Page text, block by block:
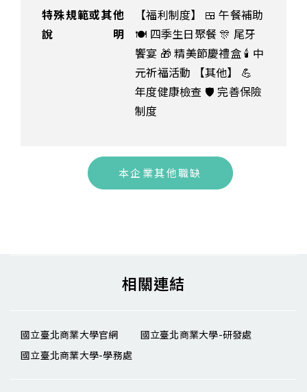
特殊規範或其他
說明
【福利制度】 🍱 午餐補助
🍽️ 四季生日聚餐 🎊 尾牙
饗宴 🎁 精美節慶禮盒 🕯️ 中
元祈福活動 【其他】 💪
年度健康檢查 🛡️ 完善保險
制度
本企業其他職缺
相關連結
國立臺北商業大學官網
國立臺北商業大學-研發處
國立臺北商業大學-學務處